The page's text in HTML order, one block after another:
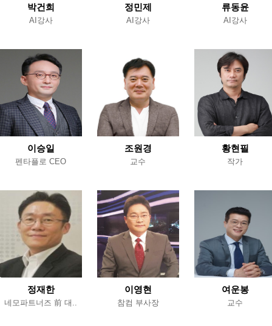
박건희
AI강사
정민제
AI강사
류동윤
AI강사
이승일
펜타플로 CEO
조원경
교수
황현필
작가
정재한
네모파트너즈 前 대..
이영현
참컴 부사장
여운봉
교수